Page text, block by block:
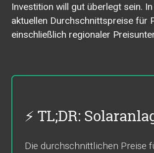
Investition will gut überlegt sein.
aktuellen Durchschnittspreise für
einschließlich regionaler
⚡ TL;DR:
Die durchschnittlichen Preise